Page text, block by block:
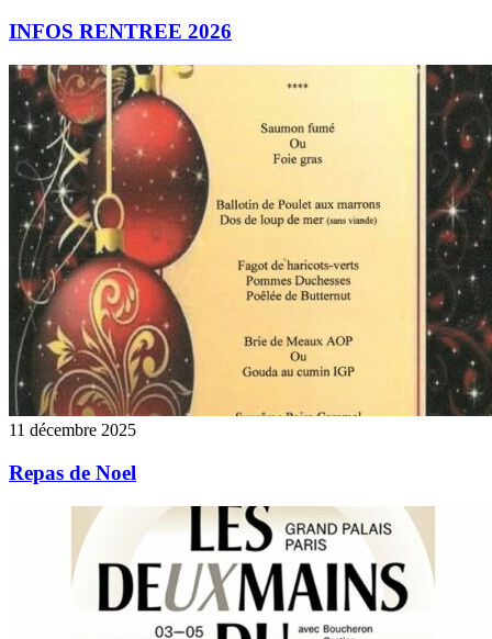
INFOS RENTREE 2026
11 décembre 2025
Repas de Noel